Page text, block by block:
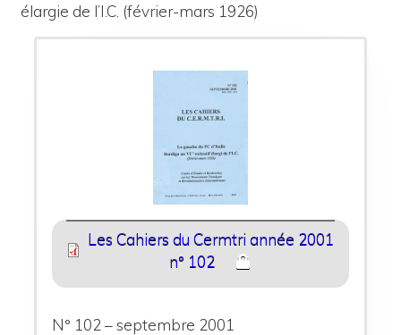
élargie de l’I.C. (février-mars 1926)
Les Cahiers du Cermtri année 2001
n° 102
N° 102 – septembre 2001